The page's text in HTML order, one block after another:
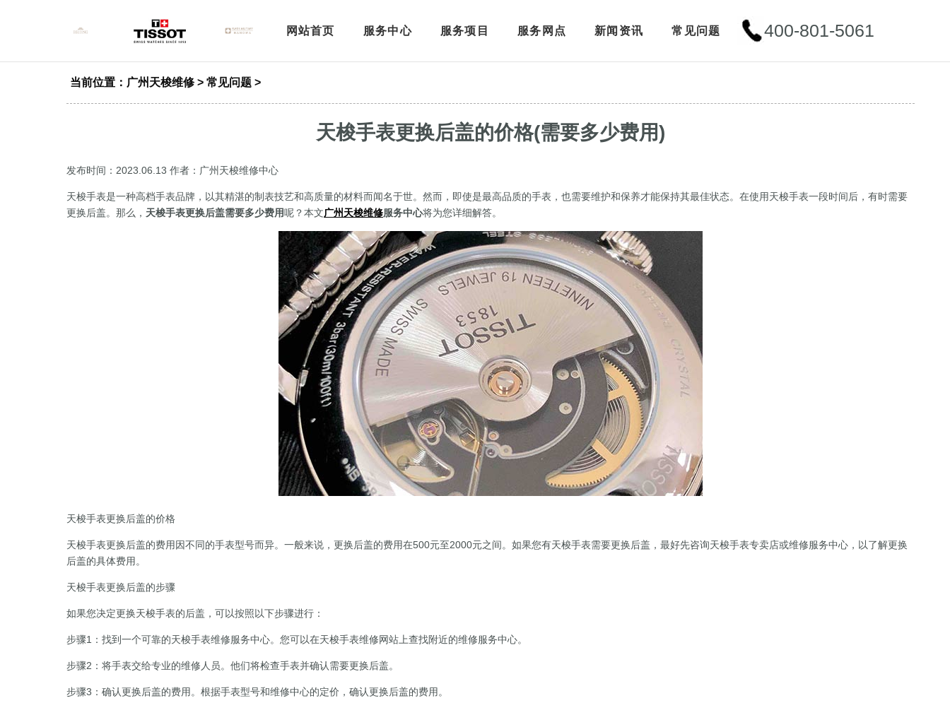
网站首页 服务中心 服务项目 服务网点 新闻资讯 常见问题 400-801-5061
当前位置： 广州天梭维修> 常见问题>
天梭手表更换后盖的价格(需要多少费用)
发布时间：2023.06.13 作者：广州天梭维修中心
天梭手表是一种高档手表品牌，以其精湛的制表技艺和高质量的材料而闻名于世。然而，即使是最高品质的手表，也需要维护和保养才能保持其最佳状态。在使用天梭手表一段时间后，有时需要
更换后盖。那么， 天梭手表更换后盖需要多少费用呢？本文广州天梭维修服务中心将为您详细解答。
天梭手表更换后盖的价格
天梭手表更换后盖的费用因不同的手表型号而异。一般来说，更换后盖的费用在500元至2000元之间。如果您有天梭手表需要更换后盖，最好先咨询天梭手表专卖店或维修服务中心，以了解更换
后盖的具体费用。
天梭手表更换后盖的步骤
如果您决定更换天梭手表的后盖，可以按照以下步骤进行：
步骤1：找到一个可靠的天梭手表维修服务中心。您可以在天梭手表维修网站上查找附近的维修服务中心。
步骤2：将手表交给专业的维修人员。他们将检查手表并确认需要更换后盖。
步骤3：确认更换后盖的费用。根据手表型号和维修中心的定价，确认更换后盖的费用。